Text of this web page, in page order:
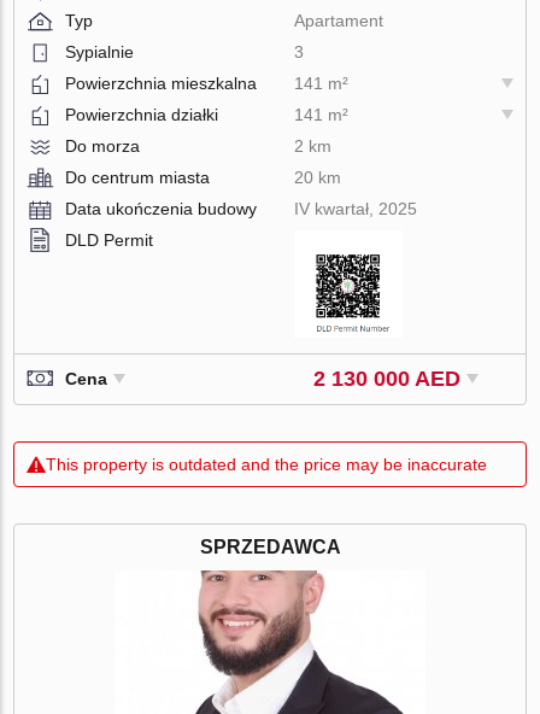
Typ
Apartament
Sypialnie
3
Powierzchnia mieszkalna
141 m²
Powierzchnia działki
141 m²
Do morza
2 km
Do centrum miasta
20 km
Data ukończenia budowy
IV kwartał, 2025
DLD Permit
Cena 2 130 000 AED
This property is outdated and the price may be inaccurate
SPRZEDAWCA